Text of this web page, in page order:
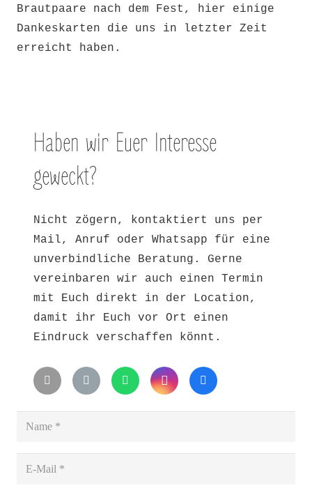
Brautpaare nach dem Fest, hier einige
Dankeskarten die uns in letzter Zeit
erreicht haben.
Haben wir Euer Interesse
geweckt?
Nicht zögern, kontaktiert uns per
Mail, Anruf oder Whatsapp für eine
unverbindliche Beratung. Gerne
vereinbaren wir auch einen Termin
mit Euch direkt in der Location,
damit ihr Euch vor Ort einen
Eindruck verschaffen könnt.